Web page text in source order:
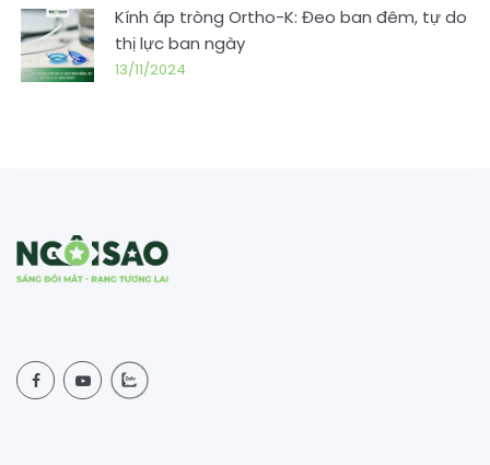
Kính áp tròng Ortho-K: Đeo ban đêm, tự do
thị lực ban ngày
13/11/2024